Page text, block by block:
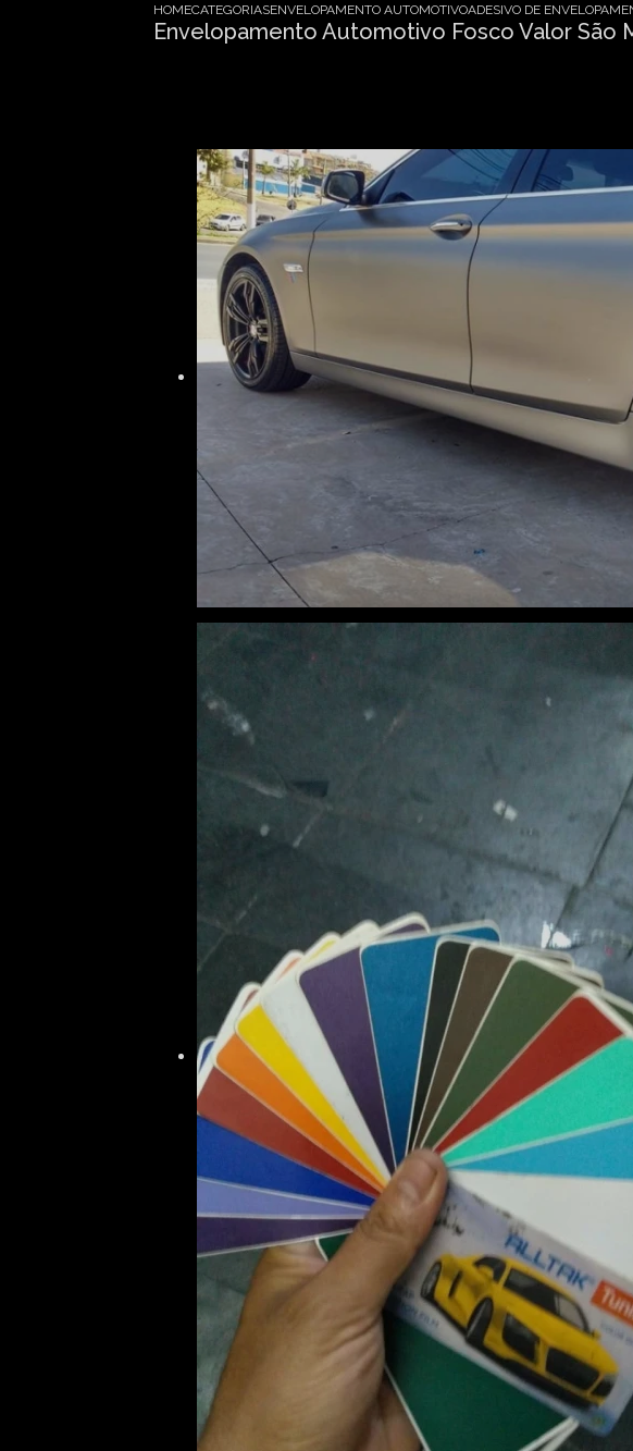
HOMECATEGORIASENVELOPAMENTO AUTOMOTIVOADESIVO DE
Envelopamento Automotivo Fosco Valor São